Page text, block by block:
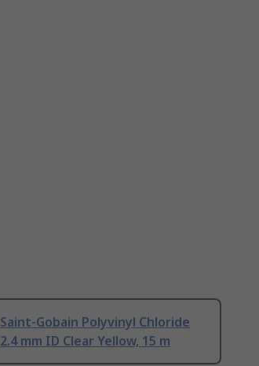
Saint-Gobain Polyvinyl Chloride
2.4 mm ID Clear Yellow, 15 m